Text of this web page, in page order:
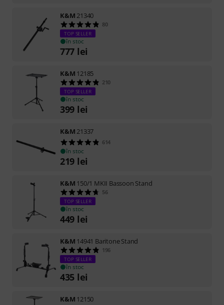
K&M 21340
80
TOP SELLER
în stoc
777 lei
K&M 12185
210
TOP SELLER
în stoc
399 lei
K&M 21337
614
în stoc
219 lei
K&M 150/1 MKII Bassoon Stand
56
TOP SELLER
în stoc
449 lei
K&M 14941 Baritone Stand
196
TOP SELLER
în stoc
435 lei
K&M 12150